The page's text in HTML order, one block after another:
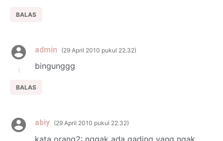
BALAS
admin 29 April 2010 pukul 22.32
bingunggg
BALAS
abiy 29 April 2010 pukul 22.32
kata orang2: nggak ada gading yang ngak